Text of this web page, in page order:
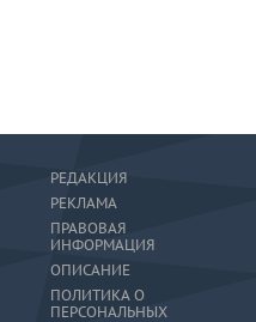
РЕДАКЦИЯ
РЕКЛАМА
ПРАВОВАЯ
ИНФОРМАЦИЯ
ОПИСАНИЕ
ПОЛИТИКА О
ПЕРСОНАЛЬНЫХ